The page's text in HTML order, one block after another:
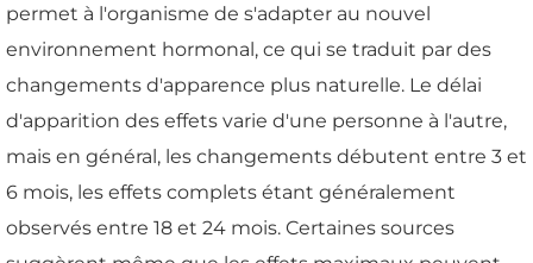
permet à l'organisme de s'adapter au nouvel
environnement hormonal, ce qui se traduit par des
changements d'apparence plus naturelle. Le délai
d'apparition des effets varie d'une personne à l'autre,
mais en général, les changements débutent entre 3 et
6 mois, les effets complets étant généralement
observés entre 18 et 24 mois. Certaines sources